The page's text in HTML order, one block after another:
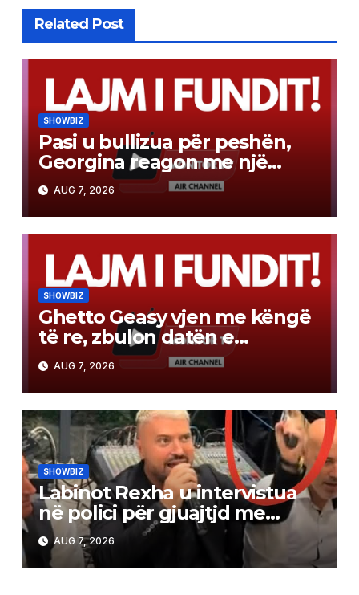
Related Post
SHOWBIZ
Pasi u bullizua për peshën,
Georgina reagon me një
mesazh të fuqishëm
AUG 7, 2026
SHOWBIZ
Ghetto Geasy vjen me këngë
të re, zbulon datën e
publikimit (Video)
AUG 7, 2026
SHOWBIZ
Labinot Rexha u intervistua
në polici për gjuajtjd me
revole, ja versioni i tij
AUG 7, 2026